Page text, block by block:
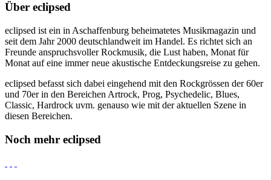
Über eclipsed
eclipsed ist ein in Aschaffenburg beheimatetes Musikmagazin und
seit dem Jahr 2000 deutschlandweit im Handel. Es richtet sich an
Freunde anspruchsvoller Rockmusik, die Lust haben, Monat für
Monat auf eine immer neue akustische Entdeckungsreise zu gehen.
eclipsed befasst sich dabei eingehend mit den Rockgrössen der 60er
und 70er in den Bereichen Artrock, Prog, Psychedelic, Blues,
Classic, Hardrock uvm. genauso wie mit der aktuellen Szene in
diesen Bereichen.
Noch mehr eclipsed